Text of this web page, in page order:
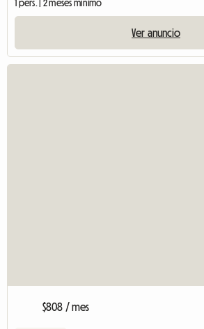
1 pers. | 2 meses mínimo
Ver anuncio
$808 / mes